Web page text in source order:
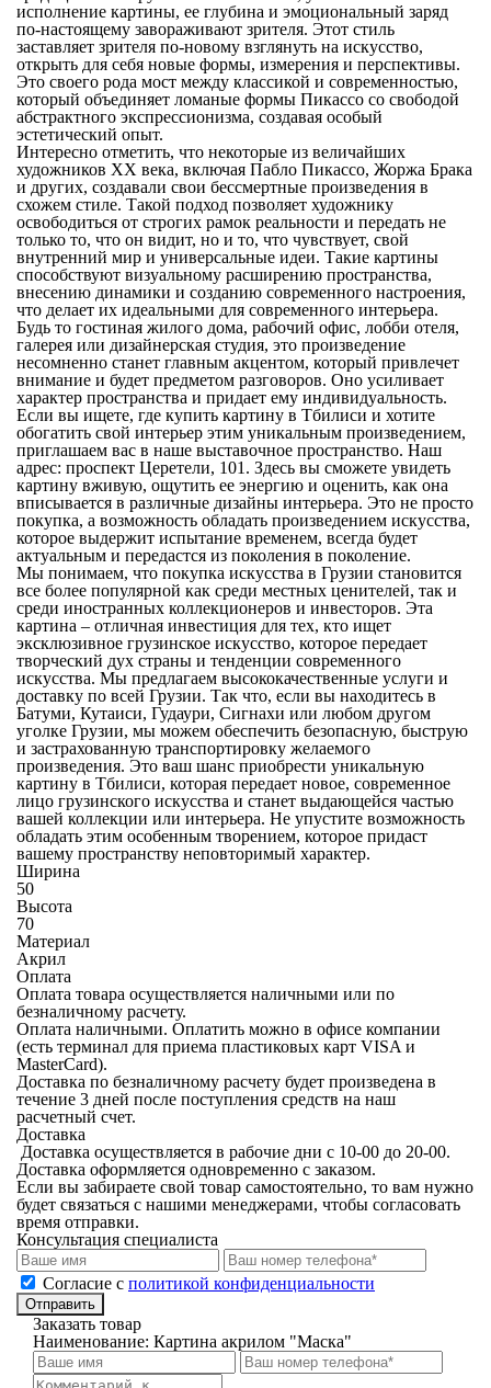
исполнение картины, ее глубина и эмоциональный заряд
по-настоящему завораживают зрителя. Этот стиль
заставляет зрителя по-новому взглянуть на искусство,
открыть для себя новые формы, измерения и перспективы.
Это своего рода мост между классикой и современностью,
который объединяет ломаные формы Пикассо со свободой
абстрактного экспрессионизма, создавая особый
эстетический опыт.
Интересно отметить, что некоторые из величайших
художников XX века, включая Пабло Пикассо, Жоржа Брака
и других, создавали свои бессмертные произведения в
схожем стиле. Такой подход позволяет художнику
освободиться от строгих рамок реальности и передать не
только то, что он видит, но и то, что чувствует, свой
внутренний мир и универсальные идеи. Такие картины
способствуют визуальному расширению пространства,
внесению динамики и созданию современного настроения,
что делает их идеальными для современного интерьера.
Будь то гостиная жилого дома, рабочий офис, лобби отеля,
галерея или дизайнерская студия, это произведение
несомненно станет главным акцентом, который привлечет
внимание и будет предметом разговоров. Оно усиливает
характер пространства и придает ему индивидуальность.
Если вы ищете, где купить картину в Тбилиси и хотите
обогатить свой интерьер этим уникальным произведением,
приглашаем вас в наше выставочное пространство. Наш
адрес: проспект Церетели, 101 . Здесь вы сможете увидеть
картину вживую, ощутить ее энергию и оценить, как она
вписывается в различные дизайны интерьера. Это не просто
покупка, а возможность обладать произведением искусства,
которое выдержит испытание временем, всегда будет
актуальным и передастся из поколения в поколение.
Мы понимаем, что покупка искусства в Грузии становится
все более популярной как среди местных ценителей, так и
среди иностранных коллекционеров и инвесторов. Эта
картина – отличная инвестиция для тех, кто ищет
эксклюзивное грузинское искусство, которое передает
творческий дух страны и тенденции современного
искусства. Мы предлагаем высококачественные услуги и
доставку по всей Грузии. Так что, если вы находитесь в
Батуми, Кутаиси, Гудаури, Сигнахи или любом другом
уголке Грузии, мы можем обеспечить безопасную, быструю
и застрахованную транспортировку желаемого
произведения. Это ваш шанс приобрести уникальную
картину в Тбилиси, которая передает новое, современное
лицо грузинского искусства и станет выдающейся частью
вашей коллекции или интерьера. Не упустите возможность
обладать этим особенным творением, которое придаст
вашему пространству неповторимый характер.
Ширина
50
Высота
70
Материал
Акрил
Оплата
Оплата товара осуществляется наличными или по
безналичному расчету.
Оплата наличными. Оплатить можно в офисе компании
(есть терминал для приема пластиковых карт VISA и
MasterCard).
Доставка по безналичному расчету будет произведена в
течение 3 дней после поступления средств на наш
расчетный счет.
Доставка
Доставка осуществляется в рабочие дни с 10-00 до 20-00.
Доставка оформляется одновременно с заказом.
Если вы забираете свой товар самостоятельно, то вам нужно
будет связаться с нашими менеджерами, чтобы согласовать
время отправки.
Консультация специалиста
Cогласие с политикой конфиденциальности
Отправить
Заказать товар
Наименование: Картина акрилом "Маска"